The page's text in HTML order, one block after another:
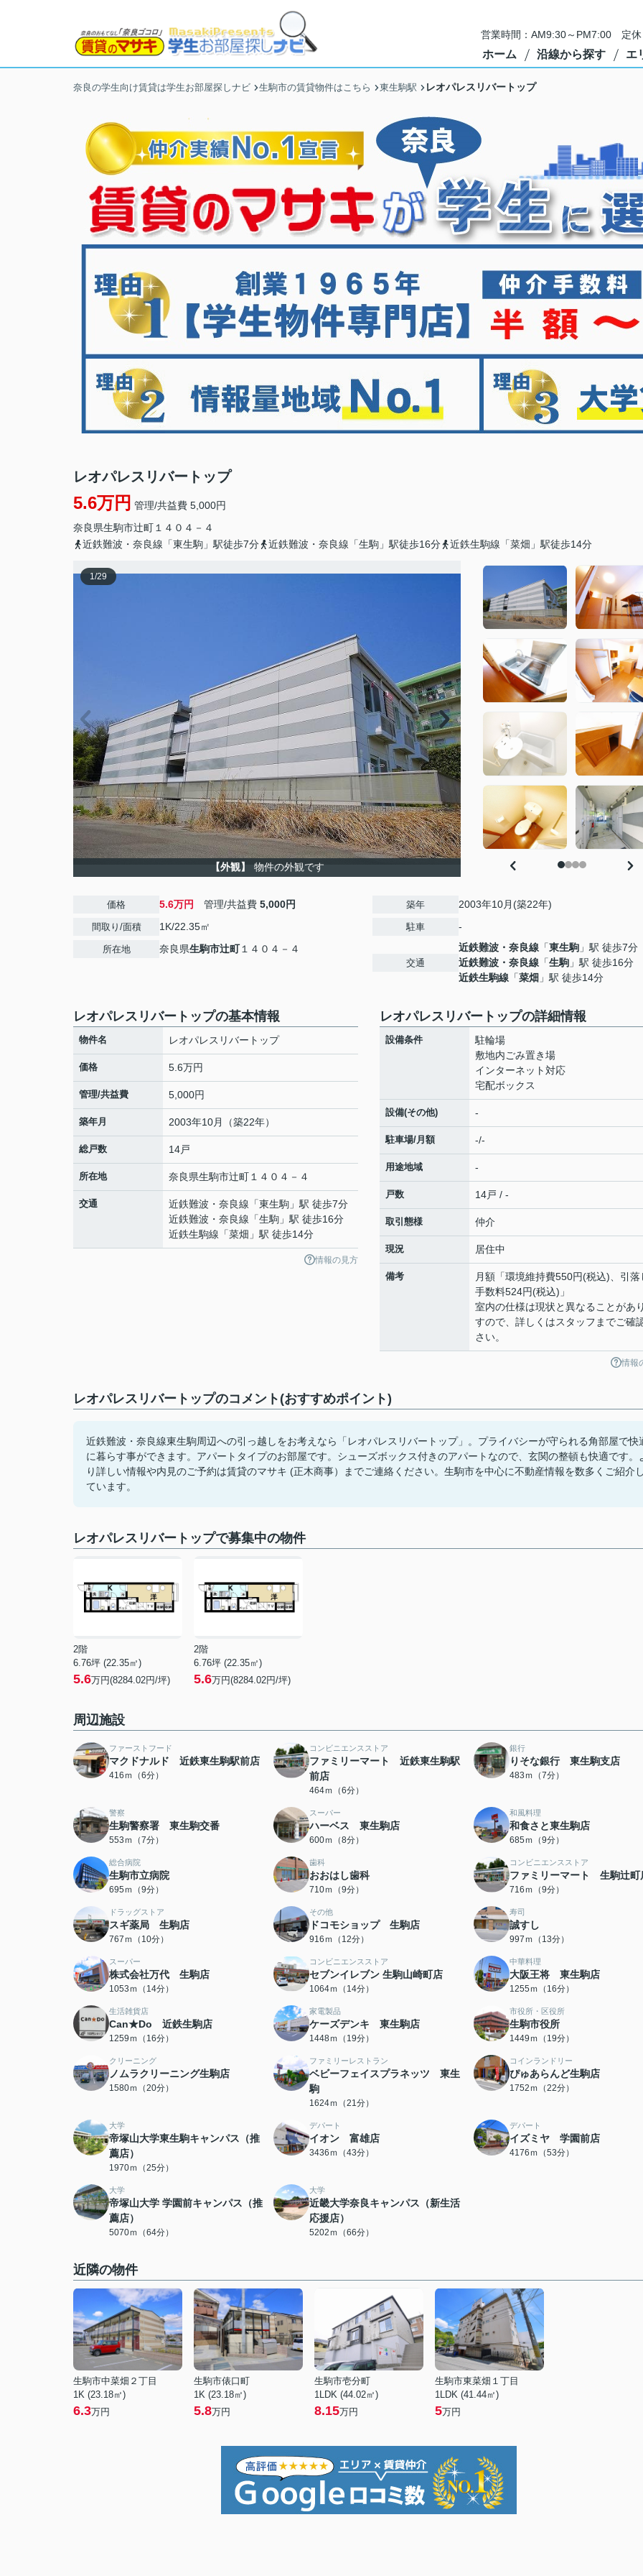
営業時間：AM9:30～PM7:00 定休
ホーム 沿線から探す エ
奈良の学生向け賃貸は学生お部屋探しナビ 生駒市の賃貸物件はこちら 東生駒駅 レオパレスリバートップ
レオパレスリバートップ
5.6万円 管理/共益費 5,000円
奈良県生駒市辻町 １４０４－４
近鉄難波・奈良線「東生駒」駅徒歩7分
近鉄難波・奈良線「生駒」駅徒歩16分 近鉄生駒線「菜畑」駅徒歩14分
1/29
【外観】 物件の外観です
価格 5.6万円 管理/共益費 5,000円
間取り/面積 1K/22.35㎡
所在地 奈良県生駒市辻町１４０４－４
築年 2003年10月(築22年)
駐車 -
交通
近鉄難波・奈良線 「東生駒 」駅 徒歩7分
近鉄難波・奈良線 「生駒 」駅 徒歩16分
近鉄生駒線 「菜畑 」駅 徒歩14分
レオパレスリバートップの基本情報
物件名 レオパレスリバートップ
価格 5.6万円
管理/共益費 5,000円
築年月 2003年10月（築22年）
総戸数 14戸
所在地 奈良県生駒市辻町 １４０４－４
交通 近鉄難波・奈良線 「東生駒 」駅 徒歩7分
近鉄難波・奈良線 「生駒 」駅 徒歩16分
近鉄生駒線 「菜畑 」駅 徒歩14分
情報の見方
レオパレスリバートップの詳細情報
設備条件
駐輪場
敷地内ごみ置き場
インターネット対応
宅配ボックス
設備(その他) -
駐車場/月額 -/-
用途地域 -
戸数 14戸 / -
取引態様 仲介
現況 居住中
備考
月額「環境維持費550円(税込)、引落
手数料524円(税込)」
室内の仕様は現状と異なることがあ
すので、詳しくはスタッフまでご確
さい。
情報
レオパレスリバートップのコメント(おすすめポイント)
近鉄難波・奈良線東生駒周辺への引っ越しをお考えなら「レオパレスリバートップ」。プライバシーが守られる角部屋で快
に暮らす事ができます。アパートタイプのお部屋です。シューズボックス付きのアパートなので、玄関の整頓も快適です。
り詳しい情報や内見のご予約は賃貸のマサキ (正木商事）までご連絡ください。生駒市を中心に不動産情報を数多くご紹介
ています。
レオパレスリバートップで募集中の物件
2階
6.76坪 (22.35㎡)
5.6万円(8284.02円/坪)
2階
6.76坪 (22.35㎡)
5.6万円(8284.02円/坪)
周辺施設
ファーストフード
マクドナルド 近鉄東生駒駅前店
416ｍ（6分）
コンビニエンスストア
ファミリーマート 近鉄東生駒駅
前店
464ｍ（6分）
銀行
りそな銀行 東生駒支店
483ｍ（7分）
警察
生駒警察署 東生駒交番
553ｍ（7分）
スーパー
ハーベス 東生駒店
600ｍ（8分）
和風料理
和食さと東生駒店
685ｍ（9分）
総合病院
生駒市立病院
695ｍ（9分）
歯科
おおはし歯科
710ｍ（9分）
コンビニエンスストア
ファミリーマート 生駒辻町
716ｍ（9分）
ドラッグストア
スギ薬局 生駒店
767ｍ（10分）
その他
ドコモショップ 生駒店
916ｍ（12分）
寿司
誠すし
997ｍ（13分）
スーパー
株式会社万代 生駒店
1053ｍ（14分）
コンビニエンスストア
セブンイレブン 生駒山崎町店
1064ｍ（14分）
中華料理
大阪王将 東生駒店
1255ｍ（16分）
生活雑貨店
Can★Do 近鉄生駒店
1259ｍ（16分）
家電製品
ケーズデンキ 東生駒店
1448ｍ（19分）
市役所・区役所
生駒市役所
1449ｍ（19分）
クリーニング
ノムラクリーニング生駒店
1580ｍ（20分）
ファミリーレストラン
ベビーフェイスプラネッツ 東生
駒
1624ｍ（21分）
コインランドリー
ぴゅあらんど生駒店
1752ｍ（22分）
大学
帝塚山大学東生駒キャンパス（推
薦店）
1970ｍ（25分）
デパート
イオン 富雄店
3436ｍ（43分）
デパート
イズミヤ 学園前店
4176ｍ（53分）
大学
帝塚山大学 学園前キャンパス（推
薦店）
5070ｍ（64分）
大学
近畿大学奈良キャンパス（新生活
応援店）
5202ｍ（66分）
近隣の物件
生駒市中菜畑２丁目
1K (23.18㎡)
6.3万円
生駒市俵口町
1K (23.18㎡)
5.8万円
生駒市壱分町
1LDK (44.02㎡)
8.15万円
生駒市東菜畑１丁目
1LDK (41.44㎡)
5万円